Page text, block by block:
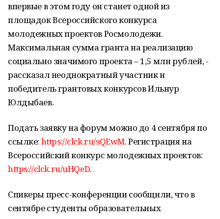
впервые в этом году он станет одной из
площадок Всероссийского конкурса
молодежных проектов Росмолодежи.
Максимальная сумма гранта на реализацию
социально значимого проекта – 1,5 млн рублей, -
рассказал неоднократный участник и
победитель грантовых конкурсов Ильнур
Юлдыбаев.
Подать заявку на форум можно до 4 сентября по
ссылке: https://clck.ru/sQEwM. Регистрация на
Всероссийский конкурс молодежных проектов:
https://clck.ru/uHQeD.
Спикеры пресс-конференции сообщили, что в
сентябре студенты образовательных